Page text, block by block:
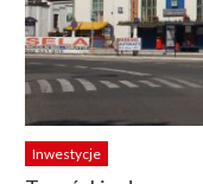
Inwestycje